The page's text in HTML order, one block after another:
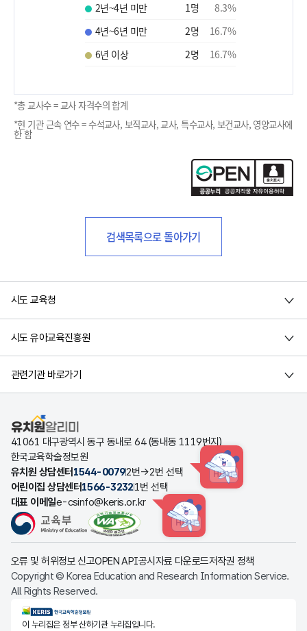
2년~4년 미만
1명 8.3%
4년~6년 미만
2명 16.7%
6년 이상
2명 16.7%
*총 교사수 = 교사 자격수의 합계
*현 기관 근속 연수 = 수석교사, 보직교사, 교사, 특수교사, 보건교사, 영양교사에
한 함
검색목록으로 돌아가기
시도 교육청
시도 유아교육진흥원
관련기관 바로가기
유치원알리미
41061 대구광역시 동구 동내로 64 (동내동 1119번지)
한국교육학술정보원
유치원 상담센터 1544-00792번→2번 선택 HINT
어린이집 상담센터1566-32321번 선택
대표 이메일e-csinfo@keris.or.kr
HINT
오류 및 허위정보 신고OPEN API공시자료 다운로드저작권 정책
Copyright © Korea Education and Research Information Service.
All Rights Reserved.
KERIS한국교육학술정보원
이 누리집은 정부 산하기관 누리집입니다.